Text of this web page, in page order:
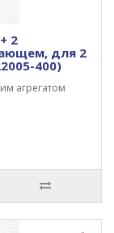
2
для 2
400)
агрегатом